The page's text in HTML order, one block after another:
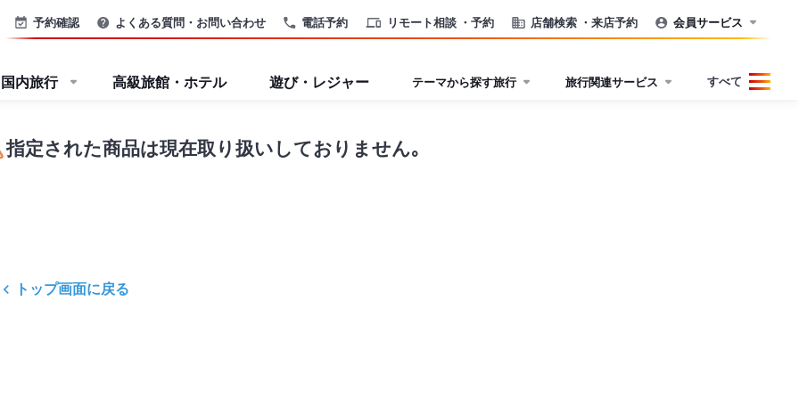
電話予約 リモート相談 ・予約 店舗検索 ・来店予約
予約確認 よくある質問・お問い合わせ 会員サービス
国内旅行 高級旅館・ホテル 遊び・レジャー テーマから探す旅行 旅行関連サービス すべて
指定された商品は現在取り扱いしておりません｡
トップ画面に戻る